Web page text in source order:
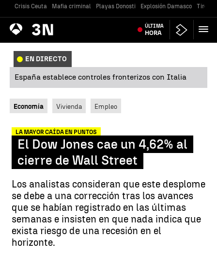
Crisis Ceuta Mafia criminal Playas Donosti Explosión Damasco Tiroteo
Antena
3 Noticias ÚLTIMA
HORA
EN DIRECTO
España establece controles fronterizos con Italia
Economía Vivienda Empleo
LA MAYOR CAÍDA EN PUNTOS
El Dow Jones cae un 4,62% al
cierre de Wall Street
Los analistas consideran que este desplome
se debe a una corrección tras los avances
que se habían registrado en las últimas
semanas e insisten en que nada indica que
exista riesgo de una recesión en el
horizonte.